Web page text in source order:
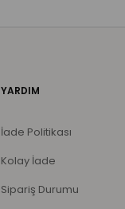
YARDIM
İade Politikası
Kolay İade
Sipariş Durumu